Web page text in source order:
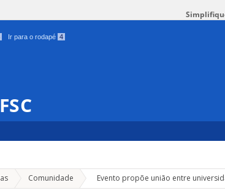
Ir para o rodapé 4
Comunidade » Evento propõe união entre